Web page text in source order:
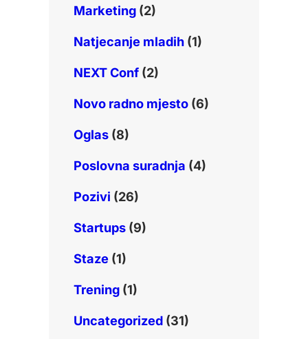
Marketing(2)
Natjecanje mladih(1)
NEXT Conf(2)
Novo radno mjesto(6)
Oglas(8)
Poslovna suradnja (4)
Pozivi (26)
Startups(9)
Staze(1)
Trening(1)
Uncategorized(31)